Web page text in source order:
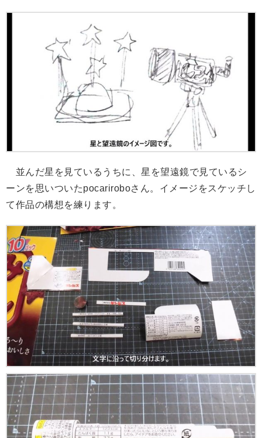
並んだ星を見ているうちに、星を望遠鏡で見ているシ
ーンを思いついたpocariroboさん。イメージをスケッチし
て作品の構想を練ります。